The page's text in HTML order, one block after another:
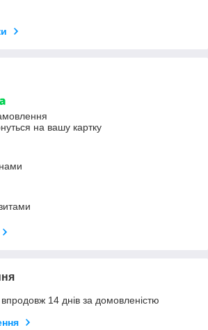
на вашу картку
14 днів за домовленістю